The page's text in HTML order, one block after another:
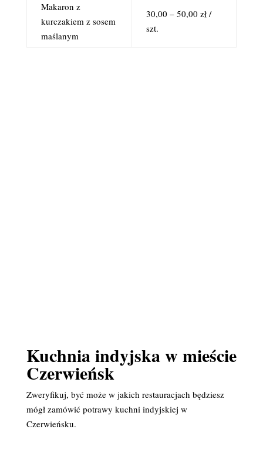
Makaron z
kurczakiem z sosem
maślanym
30,00 – 50,00 zł /
szt.
Kuchnia indyjska w mieście
Czerwieńsk
Zweryfikuj, być może w jakich restauracjach będziesz
mógł zamówić potrawy kuchni indyjskiej w
Czerwieńsku.